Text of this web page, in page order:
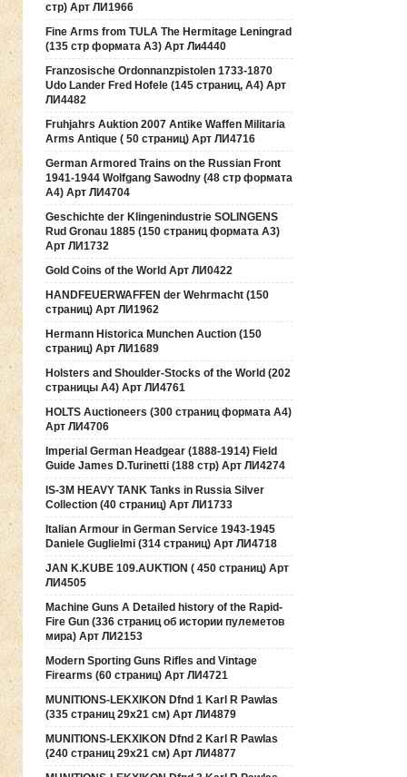
стр) Арт ЛИ1966
Fine Arms from TULA The Hermitage Leningrad
(135 стр формата А3) Арт Ли4440
Franzosische Ordonnanzpistolen 1733-1870
Udo Lander Fred Hofele (145 страниц, А4) Арт
ЛИ4482
Fruhjahrs Auktion 2007 Antike Waffen Militaria
Arms Antique ( 50 страниц) Арт ЛИ4716
German Armored Trains on the Russian Front
1941-1944 Wolfgang Sawodny (48 стр формата
А4) Арт ЛИ4704
Geschichte der Klingenindustrie SOLINGENS
Rud Gronau 1885 (150 страниц формата А3)
Арт ЛИ1732
Gold Coins of the World Арт ЛИ0422
HANDFEUERWAFFEN der Wehrmacht (150
страниц) Арт ЛИ1962
Hermann Historica Munchen Auction (150
страниц) Арт ЛИ1689
Holsters and Shoulder-Stocks of the World (202
страницы А4) Арт ЛИ4761
HOLTS Auctioneers (300 страниц формата А4)
Арт ЛИ4706
Imperial German Headgear (1888-1914) Field
Guide James D.Turinetti (188 cтр) Арт ЛИ4274
IS-3M HEAVY TANK Tanks in Russia Silver
Collection (40 страниц) Арт ЛИ1733
Italian Armour in German Service 1943-1945
Daniele Guglielmi (314 страниц) Арт ЛИ4718
JAN K.KUBE 109.AUKTION ( 450 страниц) Арт
ЛИ4505
Machine Guns A Detailed history of the Rapid-
Fire Gun (336 страниц об истории пулеметов
мира) Арт ЛИ2153
Modern Sporting Guns Rifles and Vintage
Firearms (60 страниц) Арт ЛИ4721
MUNITIONS-LEKXIKON Dfnd 1 Karl R Pawlas
(335 страниц 29х21 см) Арт ЛИ4879
MUNITIONS-LEKXIKON Dfnd 2 Karl R Pawlas
(240 страниц 29х21 см) Арт ЛИ4877